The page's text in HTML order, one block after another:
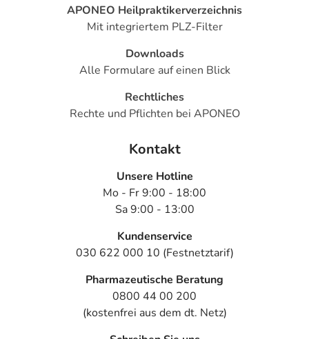
APONEO Heilpraktikerverzeichnis
Mit integriertem PLZ-Filter
Downloads
Alle Formulare auf einen Blick
Rechtliches
Rechte und Pflichten bei APONEO
Kontakt
Unsere Hotline
Mo - Fr 9:00 - 18:00
Sa 9:00 - 13:00
Kundenservice
030 622 000 10 (Festnetztarif)
Pharmazeutische Beratung
0800 44 00 200
(kostenfrei aus dem dt. Netz)